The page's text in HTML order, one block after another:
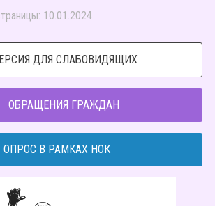
10.01.2024
ДЛЯ СЛАБОВИДЯЩИХ
ОБРАЩЕНИЯ ГРАЖДАН
ОПРОС В РАМКАХ НОК